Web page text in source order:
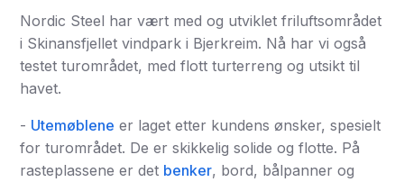
Nordic Steel har vært med og utviklet friluftsområdet
i Skinansfjellet vindpark i Bjerkreim. Nå har vi også
testet turområdet, med flott turterreng og utsikt til
havet.
- Utemøblene er laget etter kundens ønsker, spesielt
for turområdet. De er skikkelig solide og flotte. På
rasteplassene er det benker, bord, bålpanner og